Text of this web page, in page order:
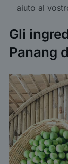
aiuto al
Gli
Panang